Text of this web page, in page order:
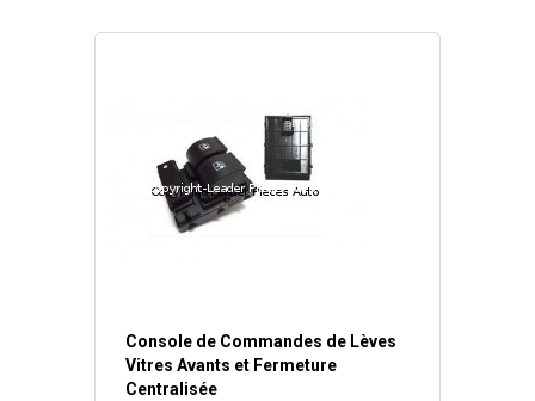
Console de Commandes de Lèves
Vitres Avants et Fermeture
Centralisée